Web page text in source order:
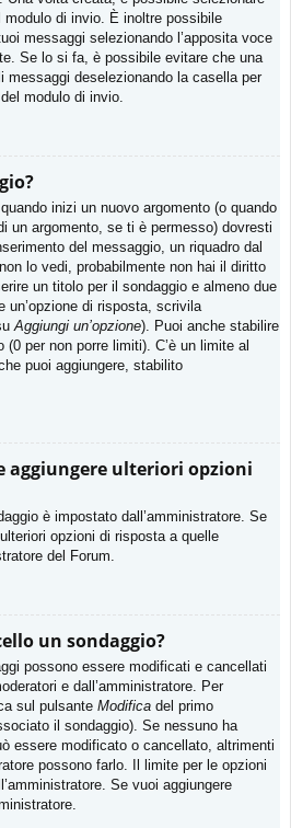
modulo di invio. È inoltre possibile
messaggi selezionando l’apposita voce
Se lo si fa, è possibile evitare che una
messaggi deselezionando la casella per
modulo di invio.
inizi un nuovo argomento (o quando
un argomento, se ti è permesso) dovresti
del messaggio, un riquadro dal
lo vedi, probabilmente non hai il diritto
un titolo per il sondaggio e almeno due
un’opzione di risposta, scrivila
Aggiungi un’opzione). Puoi anche stabilire
per non porre limiti). C’è un limite al
puoi aggiungere, stabilito
aggiungere ulteriori opzioni
è impostato dall’amministratore. Se
opzioni di risposta a quelle
del Forum.
un sondaggio?
possono essere modificati e cancellati
e dall’amministratore. Per
sul pulsante Modifica del primo
il sondaggio). Se nessuno ha
essere modificato o cancellato, altrimenti
possono farlo. Il limite per le opzioni
Se vuoi aggiungere